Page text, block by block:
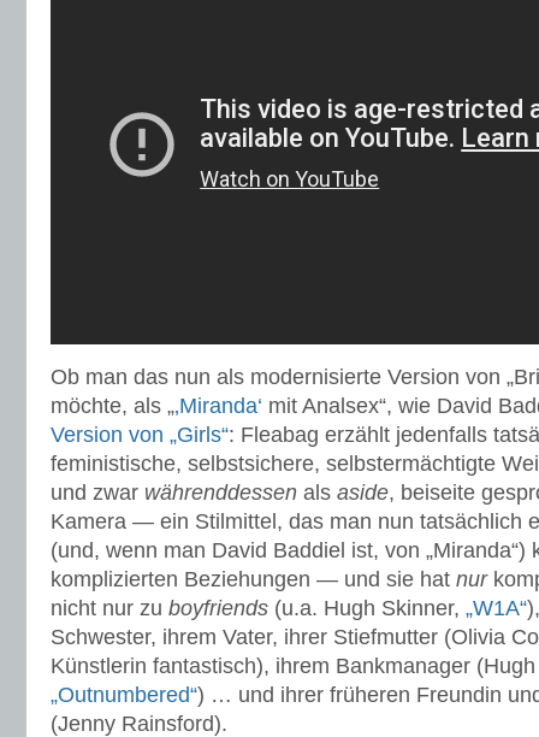
Ob man das nun als modernisierte Version von
möchte, als „‚Miranda‘ mit Analsex“, wie David
Version von „Girls“: Fleabag erzählt jedenfalls
feministische, selbstsichere, selbstermächtigte
und zwar währenddessen als aside, beiseite
Kamera — ein Stilmittel, das man nun tatsächlich
(und, wenn man David Baddiel ist, von „Miranda“)
komplizierten Beziehungen — und sie hat nur
nicht nur zu boyfriends (u.a. Hugh Skinner, „W1A“
Schwester, ihrem Vater, ihrer Stiefmutter (Olivia
Künstlerin fantastisch), ihrem Bankmanager
„Outnumbered“) … und ihrer früheren Freundin
(Jenny Rainsford).